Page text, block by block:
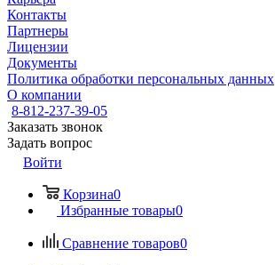
Контакты
Партнеры
Лицензии
Документы
Политика обработки персональных данных
О компании
8-812-237-39-05
Заказать звонок
Задать вопрос
Войти
Корзина0
Избранные товары0
Сравнение товаров0